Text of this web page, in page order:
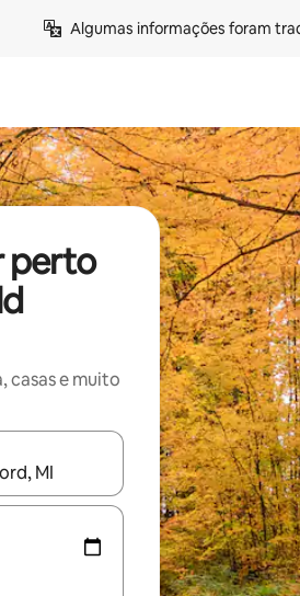
Algumas informações foram
perto
casas e muito
explore-os usando as seta